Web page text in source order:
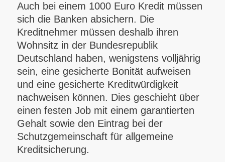
Auch bei einem 1000 Euro Kredit müssen
sich die Banken absichern. Die
Kreditnehmer müssen deshalb ihren
Wohnsitz in der Bundesrepublik
Deutschland haben, wenigstens volljährig
sein, eine gesicherte Bonität aufweisen
und eine gesicherte Kreditwürdigkeit
nachweisen können. Dies geschieht über
einen festen Job mit einem garantierten
Gehalt sowie den Eintrag bei der
Schutzgemeinschaft für allgemeine
Kreditsicherung.